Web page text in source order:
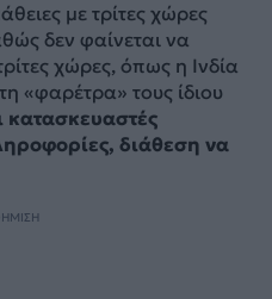
με τρίτες χώρες
δεν φαίνεται να
χώρες, όπως η Ινδία
«φαρέτρα» τους ίδιου
κατασκευαστές
διάθεση να